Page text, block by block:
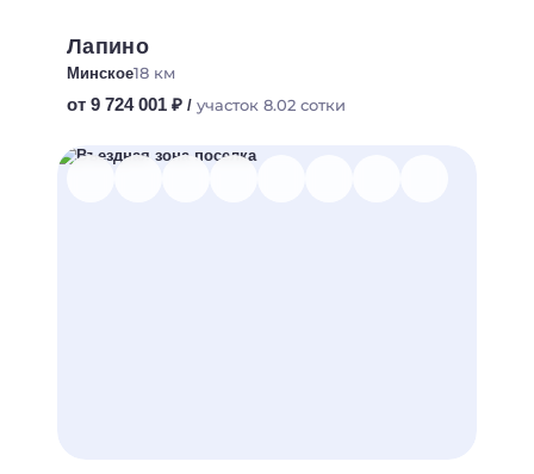
Лапино
Минское18 км
от 9 724 001 ₽ / участок 8.02 сотки